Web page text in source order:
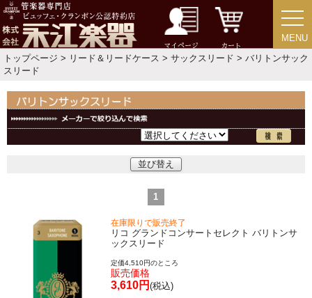
マイページ カート
MENU
MENU
トップページ > リード＆リードケース > サックスリード > バリトンサック
スリード
並び替え
1
在庫限りで販売終了
リコ グランドコンサートセレクト バリトンサ
ックスリード
定価4,510円のところ
販売価格
3,610円 (税込)
今月のお買い得品
目的・用途別で楽器を探す
メーカー別で探す
永江楽器人気コンテンツ
新商品・新規取り扱い商品